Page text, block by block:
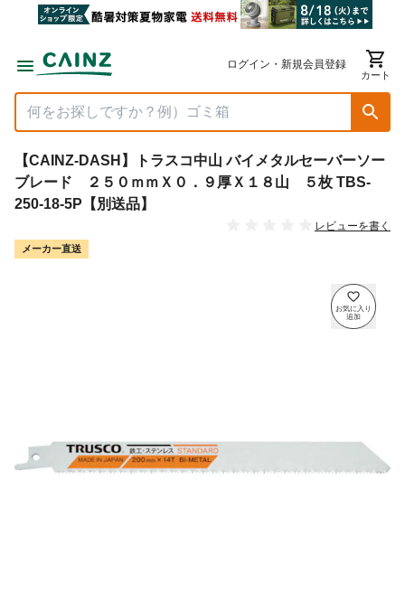
ログイン・新規会員登録
カート
【CAINZ-DASH】トラスコ中山 バイメタルセーバーソー
ブレード ２５０ｍｍＸ０．９厚Ｘ１８山 ５枚 TBS-
250-18-5P【別送品】
レビューを書く
メーカー直送